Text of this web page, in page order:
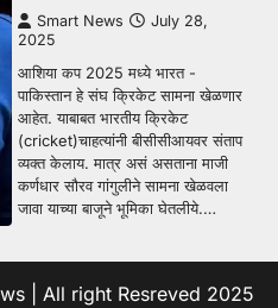
Smart News
July 28,
2025
आशिया कप 2025 मध्ये भारत -
पाकिस्तान हे संघ क्रिकेट सामना खेळणार
आहेत. याबाबत भारतीय क्रिकेट
(cricket)चाहत्यांनी बीसीसीआयवर संताप
व्यक्त केलाय. मात्र असं असताना माजी
कर्णधार सौरव गांगुलीने सामना खेळवला
जावा याच्या बाजूने भूमिका घेतलीये.…
| All right Resreved 2025